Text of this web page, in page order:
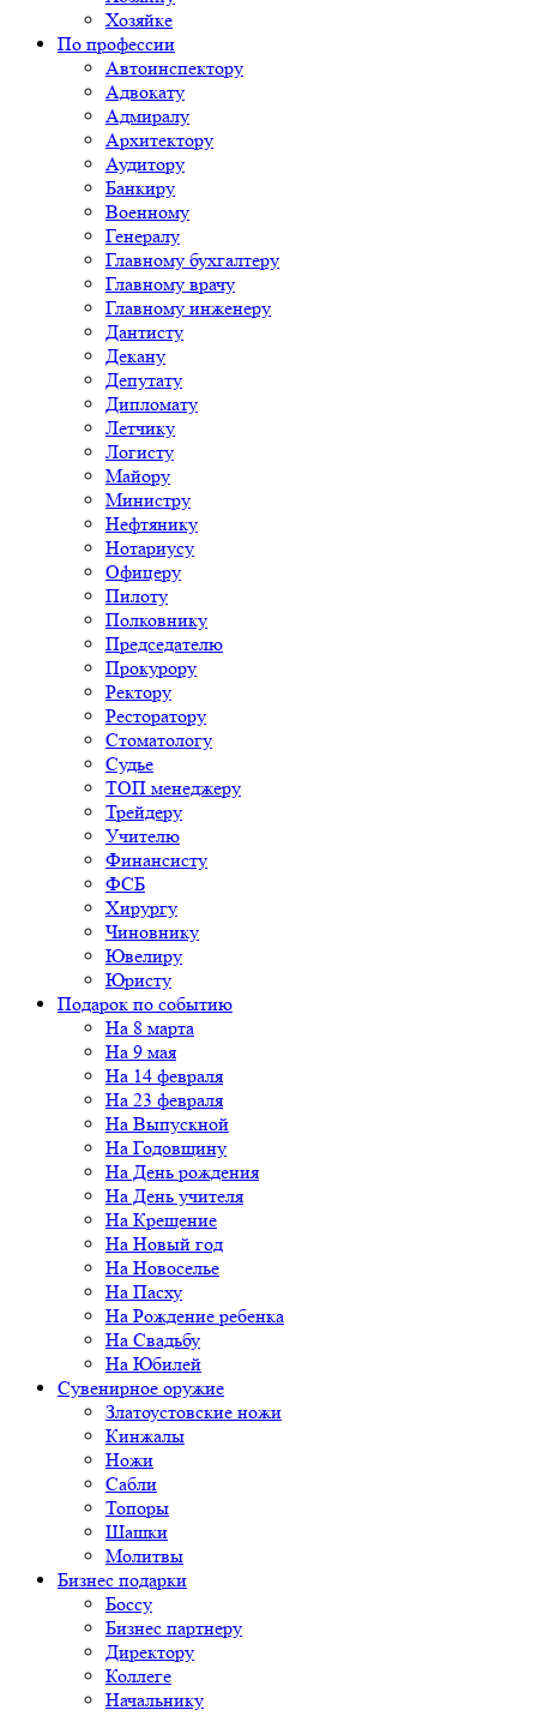
Хозяйке
По профессии
Автоинспектору
Адвокату
Адмиралу
Архитектору
Аудитору
Банкиру
Военному
Генералу
Главному бухгалтеру
Главному врачу
Главному инженеру
Дантисту
Декану
Депутату
Дипломату
Летчику
Логисту
Майору
Министру
Нефтянику
Нотариусу
Офицеру
Пилоту
Полковнику
Председателю
Прокурору
Ректору
Ресторатору
Стоматологу
Судье
ТОП менеджеру
Трейдеру
Учителю
Финансисту
ФСБ
Хирургу
Чиновнику
Ювелиру
Юристу
Подарок по событию
На 8 марта
На 9 мая
На 14 февраля
На 23 февраля
На Выпускной
На Годовщину
На День рождения
На День учителя
На Крещение
На Новый год
На Новоселье
На Пасху
На Рождение ребенка
На Свадьбу
На Юбилей
Сувенирное оружие
Златоустовские ножи
Кинжалы
Ножи
Сабли
Топоры
Шашки
Молитвы
Бизнес подарки
Боссу
Бизнес партнеру
Директору
Коллеге
Начальнику